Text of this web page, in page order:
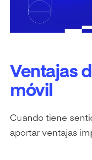
Ventajas
móvil
Cuando tiene
aportar ventajas